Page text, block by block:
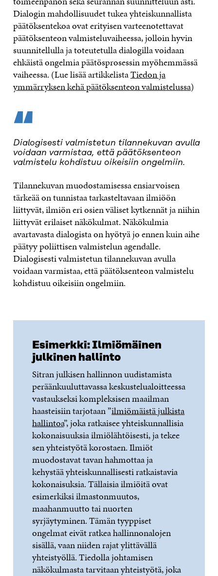
Dialogin mahdollisuudet tukea yhteiskunnallista
päätöksentekoa ovat erityisen varteenotettavat
päätöksenteon valmisteluvaiheessa, jolloin hyvin
suunnitellulla ja toteutetulla dialogilla voidaan
ehkäistä ongelmia päätösprosessin myöhemmässä
vaiheessa. (Lue lisää artikkelistaTiedon ja
ymmärryksen kehä päätöksenteon valmistelussa)
“
Dialogisesti valmistetun tilannekuvan avulla
voidaan varmistaa, että päätöksenteon
valmistelu kohdistuu oikeisiin ongelmiin.
Tilannekuvan muodostamisessa ensiarvoisen
tärkeää on tunnistaa tarkasteltavaan ilmiöön
liittyvät, ilmiön eri osien väliset kytkennät ja niihin
liittyvät erilaiset näkökulmat. Näkökulmia
avartavasta dialogista on hyötyä jo ennen kuin aihe
päätyy poliittisen valmistelun agendalle.
Dialogisesti valmistetun tilannekuvan avulla
voidaan varmistaa, että päätöksenteon valmistelu
kohdistuu oikeisiin ongelmiin.
Esimerkki: Ilmiömäinen
julkinen hallinto
Sitran julkisen hallinnon uudistamista
peräänkuuluttavassa keskustelualoitteessa
vastaukseksi kompleksisen maailman
haasteisiin tarjotaan ”ilmiömäistä julkista
hallintoa”, joka ratkaisee yhteiskunnallisia
kokonaisuuksia ilmiölähtöisesti, ja tekee
sen yhteistyötä korostaen. Ilmiöt
muodostavat tavan hahmottaa ja
kehystää yhteiskunnallisesti ratkaistavia
kokonaisuksia. Tällaisia ilmiöitä ovat
esimerkiksi ilmastonmuutos,
maahanmuutto tai nuorten
syrjäytyminen. Tämän tyyppiset
ongelmat eivät ratkea hallinnonalojen
sisällä, vaan niiden rajat ylittävällä
yhteistyöllä. Tiedolla johtamisen
näkökulmasta tarvitaan yhteistyötä, joka